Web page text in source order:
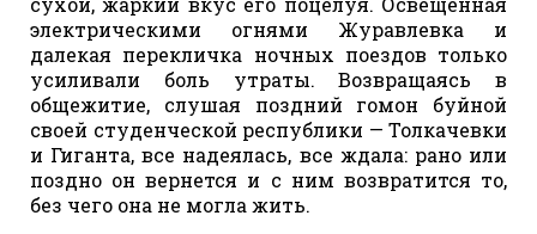
электрическими огнями Журавлевка и
далекая перекличка ночных поездов только
усиливали боль утраты. Возвращаясь в
общежитие, слушая поздний гомон буйной
своей студенческой республики — Толкачевки
и Гиганта, все надеялась, все ждала: рано или
поздно он вернется и с ним возвратится то,
без чего она не могла жить.